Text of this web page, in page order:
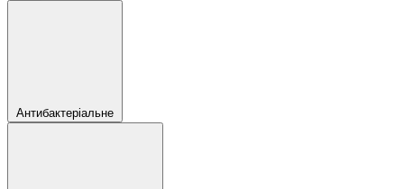
Антибактеріальне